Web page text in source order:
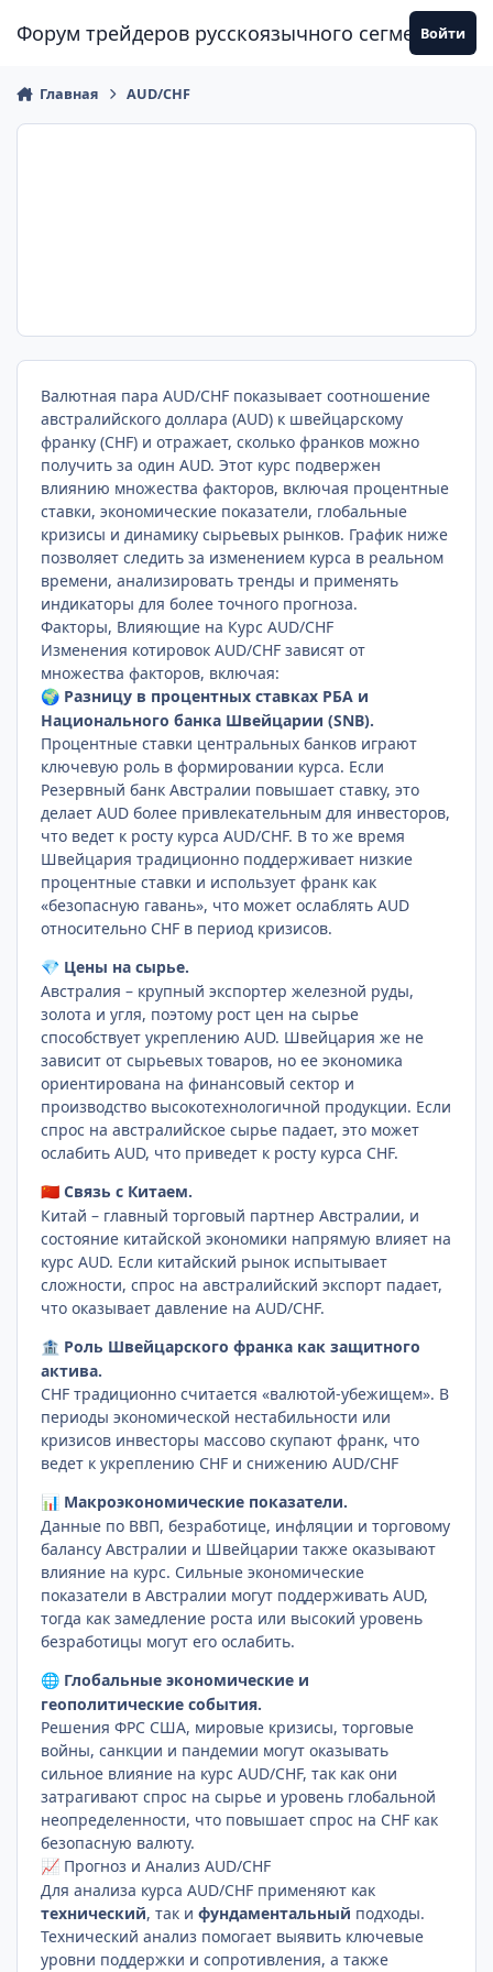
Форум трейдеров русскоязычного сегмента
Войти
Главная AUD/CHF
Валютная пара AUD/CHF показывает соотношение
австралийского доллара (AUD) к швейцарскому
франку (CHF) и отражает, сколько франков можно
получить за один AUD. Этот курс подвержен
влиянию множества факторов, включая процентные
ставки, экономические показатели, глобальные
кризисы и динамику сырьевых рынков. График ниже
позволяет следить за изменением курса в реальном
времени, анализировать тренды и применять
индикаторы для более точного прогноза.
Факторы, Влияющие на Курс AUD/CHF
Изменения котировок AUD/CHF зависят от
множества факторов, включая:
🌍 Разницу в процентных ставках РБА и
Национального банка Швейцарии (SNB).
Процентные ставки центральных банков играют
ключевую роль в формировании курса. Если
Резервный банк Австралии повышает ставку, это
делает AUD более привлекательным для инвесторов,
что ведет к росту курса AUD/CHF. В то же время
Швейцария традиционно поддерживает низкие
процентные ставки и использует франк как
«безопасную гавань», что может ослаблять AUD
относительно CHF в период кризисов.
💎 Цены на сырье.
Австралия – крупный экспортер железной руды,
золота и угля, поэтому рост цен на сырье
способствует укреплению AUD. Швейцария же не
зависит от сырьевых товаров, но ее экономика
ориентирована на финансовый сектор и
производство высокотехнологичной продукции. Если
спрос на австралийское сырье падает, это может
ослабить AUD, что приведет к росту курса CHF.
🇨🇳 Связь с Китаем.
Китай – главный торговый партнер Австралии, и
состояние китайской экономики напрямую влияет на
курс AUD. Если китайский рынок испытывает
сложности, спрос на австралийский экспорт падает,
что оказывает давление на AUD/CHF.
🏦 Роль Швейцарского франка как защитного
актива.
CHF традиционно считается «валютой-убежищем». В
периоды экономической нестабильности или
кризисов инвесторы массово скупают франк, что
ведет к укреплению CHF и снижению AUD/CHF
📊 Макроэкономические показатели.
Данные по ВВП, безработице, инфляции и торговому
балансу Австралии и Швейцарии также оказывают
влияние на курс. Сильные экономические
показатели в Австралии могут поддерживать AUD,
тогда как замедление роста или высокий уровень
безработицы могут его ослабить.
🌐 Глобальные экономические и
геополитические события.
Решения ФРС США, мировые кризисы, торговые
войны, санкции и пандемии могут оказывать
сильное влияние на курс AUD/CHF, так как они
затрагивают спрос на сырье и уровень глобальной
неопределенности, что повышает спрос на CHF как
безопасную валюту.
📈 Прогноз и Анализ AUD/CHF
Для анализа курса AUD/CHF применяют как
технический, так ифундаментальный подходы.
Технический анализ помогает выявить ключевые
уровни поддержки и сопротивления, а также